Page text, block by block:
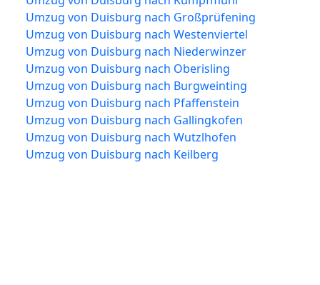
Umzug von Duisburg nach Großprüfening
Umzug von Duisburg nach Westenviertel
Umzug von Duisburg nach Niederwinzer
Umzug von Duisburg nach Oberisling
Umzug von Duisburg nach Burgweinting
Umzug von Duisburg nach Pfaffenstein
Umzug von Duisburg nach Gallingkofen
Umzug von Duisburg nach Wutzlhofen
Umzug von Duisburg nach Keilberg